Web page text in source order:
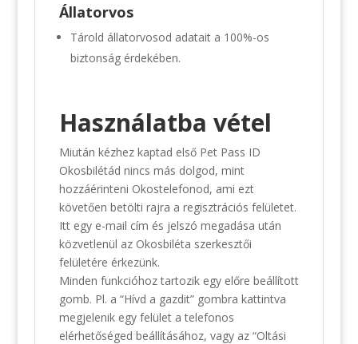
Állatorvos
Tárold állatorvosod adatait a 100%-os
biztonság érdekében.
Használatba vétel
Miután kézhez kaptad első Pet Pass ID
Okosbilétád nincs más dolgod, mint
hozzáérinteni Okostelefonod, ami ezt
követően betölti rajra a regisztrációs felületet.
Itt egy e-mail cím és jelszó megadása után
közvetlenül az Okosbiléta szerkesztői
felületére érkezünk.
Minden funkcióhoz tartozik egy előre beállított
gomb. Pl. a “Hívd a gazdit” gombra kattintva
megjelenik egy felület a telefonos
elérhetőséged beállításához, vagy az “Oltási